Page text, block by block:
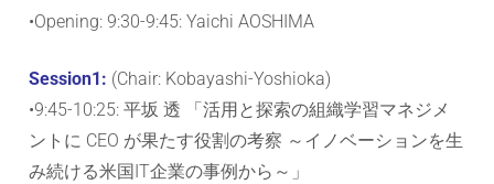
•Opening: 9:30-9:45: Yaichi AOSHIMA
Session1: (Chair: Kobayashi-Yoshioka)
•9:45-10:25: 平坂 透 「活用と探索の組織学習マネジメ
ントに CEO が果たす役割の考察 ～イノベーションを生
み続ける米国IT企業の事例から～」